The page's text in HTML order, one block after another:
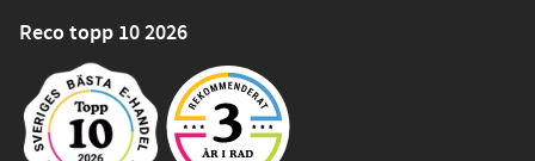
Reco topp 10 2026